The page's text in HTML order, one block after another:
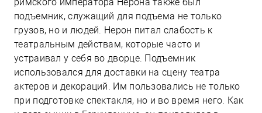
подъемник, служащий для подъема не только
грузов, но и людей. Нерон питал слабость к
театральным действам, которые часто и
устраивал у себя во дворце. Подъемник
использовался для доставки на сцену театра
актеров и декораций. Им пользовались не только
при подготовке спектакля, но и во время него. Как